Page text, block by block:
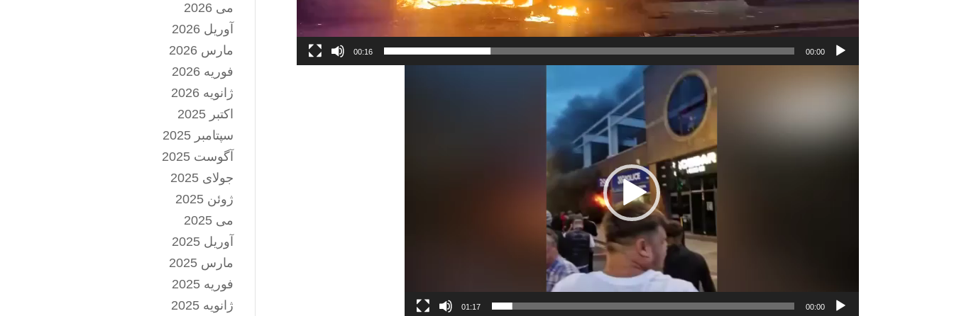
00:00
00:16
00:00
01:17
می 2026
آوریل 2026
مارس 2026
فوریه 2026
ژانویه 2026
اکتبر 2025
سپتامبر 2025
آگوست 2025
جولای 2025
ژوئن 2025
می 2025
آوریل 2025
مارس 2025
فوریه 2025
ژانویه 2025